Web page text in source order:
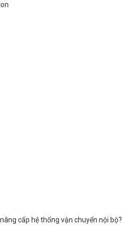
cấp hệ thống vận chuyển nội bộ?